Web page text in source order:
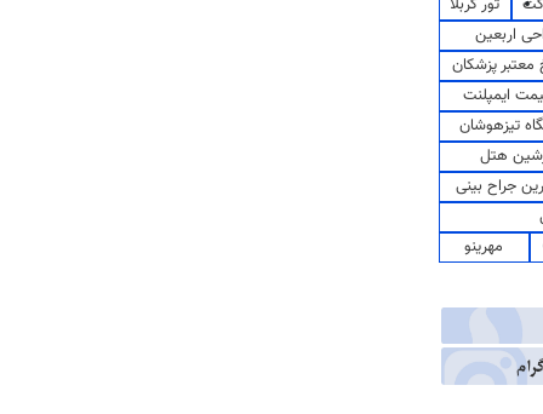
اربعین
پزشکان
ایمپلنت
تیزهوشان
هتل
جراح بینی
مهرینو